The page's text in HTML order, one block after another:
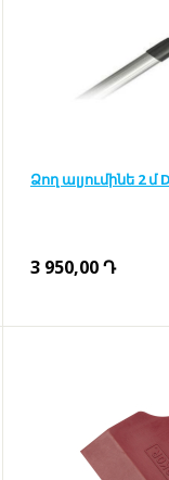
Ձող ալյումինե 2 մ
3 950,00Դ